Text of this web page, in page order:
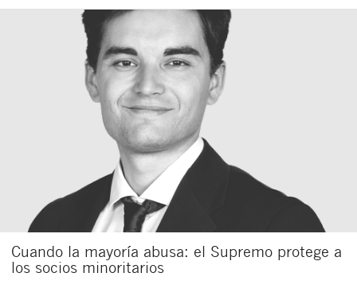
Cuando la mayoría abusa: el Supremo protege a
los socios minoritarios